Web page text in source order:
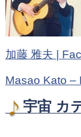
加藤 雅夫 |
Masao Kato –
宇宙 カ